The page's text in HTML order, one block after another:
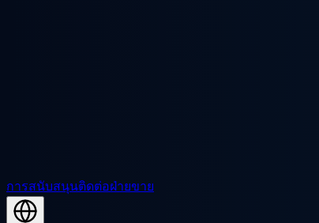
การสนับสนุนติดต่อฝ่ายขาย